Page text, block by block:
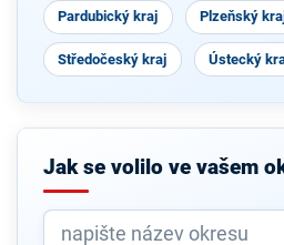
Pardubický kraj Plzeňský
Středočeský kraj Ústecký
Jak se volilo ve vašem